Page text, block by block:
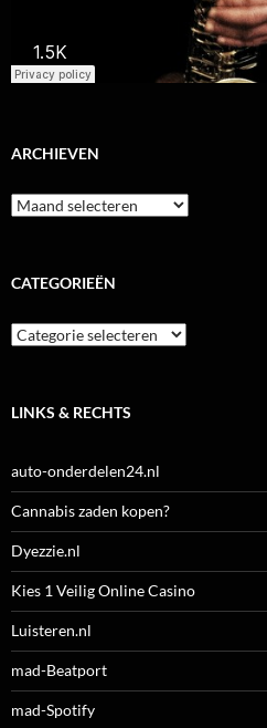
ARCHIEVEN
Archieven
CATEGORIEËN
Categorieën
LINKS & RECHTS
auto-onderdelen24.nl
Cannabis zaden kopen?
Dyezzie.nl
Kies 1 Veilig Online Casino
Luisteren.nl
mad-Beatport
mad-Spotify